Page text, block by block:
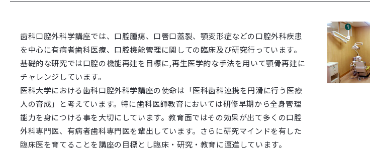
歯科口腔外科学講座では、口腔腫瘍、口唇口蓋裂、顎変形症などの口腔外科疾患
を中心に有病者歯科医療、口腔機能管理に関しての臨床及び研究行っています。
基礎的な研究では口腔の機能再建を目標に,再生医学的な手法を用いて顎骨再建に
チャレンジしています。
医科大学における歯科口腔外科学講座の使命は「医科歯科連携を円滑に行う医療
人の育成」と考えています。特に歯科医師教育においては研修早期から全身管理
能力を身につける事を大切にしています。教育面ではその効果が出て多くの口腔
外科専門医、有病者歯科専門医を輩出しています。さらに研究マインドを有した
臨床医を育てることを講座の目標とし臨床・研究・教育に邁進しています。